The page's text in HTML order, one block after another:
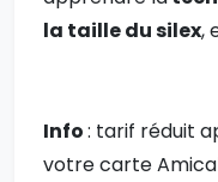
la taille du silex,
Info: tarif réduit
votre carte